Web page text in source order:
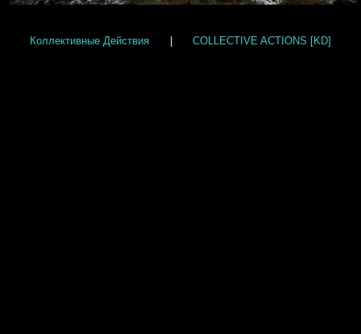
Коллективные Действия COLLECTIVE ACTIONS [KD]